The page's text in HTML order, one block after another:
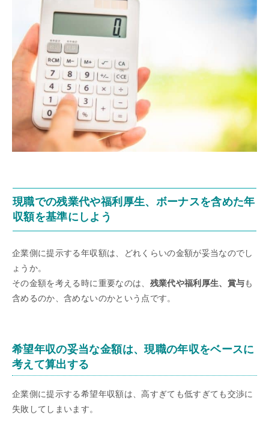
現職での残業代や福利厚生、ボーナスを含めた年
収額を基準にしよう
企業側に提示する年収額は、どれくらいの金額が妥当なのでし
ょうか。
その金額を考える時に重要なのは、 残業代や福利厚生、賞与も
含めるのか、含めないのかという点です。
希望年収の妥当な金額は、現職の年収をベースに
考えて算出する
企業側に提示する希望年収額は、高すぎても低すぎても交渉に
失敗してしまいます。